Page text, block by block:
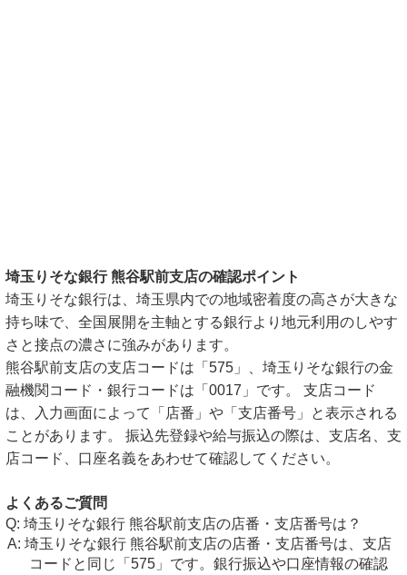
埼玉りそな銀行 熊谷駅前支店の確認ポイント
埼玉りそな銀行は、埼玉県内での地域密着度の高さが大きな
持ち味で、全国展開を主軸とする銀行より地元利用のしやす
さと接点の濃さに強みがあります。
熊谷駅前支店の支店コードは「575」、埼玉りそな銀行の金
融機関コード・銀行コードは「0017」です。 支店コード
は、入力画面によって「店番」や「支店番号」と表示される
ことがあります。 振込先登録や給与振込の際は、支店名、支
店コード、口座名義をあわせて確認してください。
よくあるご質問
埼玉りそな銀行 熊谷駅前支店の店番・支店番号は？
埼玉りそな銀行 熊谷駅前支店の店番・支店番号は、支店
コードと同じ「575」です。銀行振込や口座情報の確認